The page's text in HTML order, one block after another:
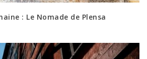
: Le Nomade de Plensa